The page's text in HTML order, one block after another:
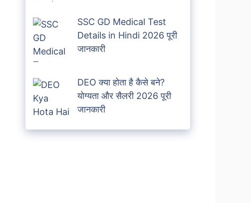
SSC GD Medical Test
Details in Hindi 2026 पूरी
जानकारी
DEO क्या होता है कैसे बने?
योग्यता और सैलरी 2026 पूरी
जानकारी